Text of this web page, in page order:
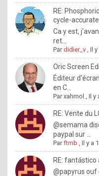
RE:
cycle-
Ca y est,
ret...
Pardidier_v ,Il
Oric Screen
Éditeur
en C...
Parxahmol ,Il y
RE: Vente du
@semama
paypal sur ...
Parftmb ,Il y a
RE: fantástico
@papyrus ouf